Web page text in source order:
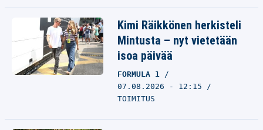
Kimi Räikkönen herkisteli
Mintusta – nyt vietetään
isoa päivää
FORMULA 1
07.08.2026 - 12:15
TOIMITUS